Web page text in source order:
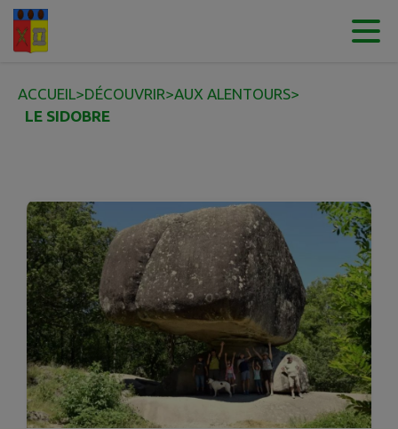
Contenu
ACCUEIL>DÉCOUVRIR>AUX ALENTOURS>
LE SIDOBRE